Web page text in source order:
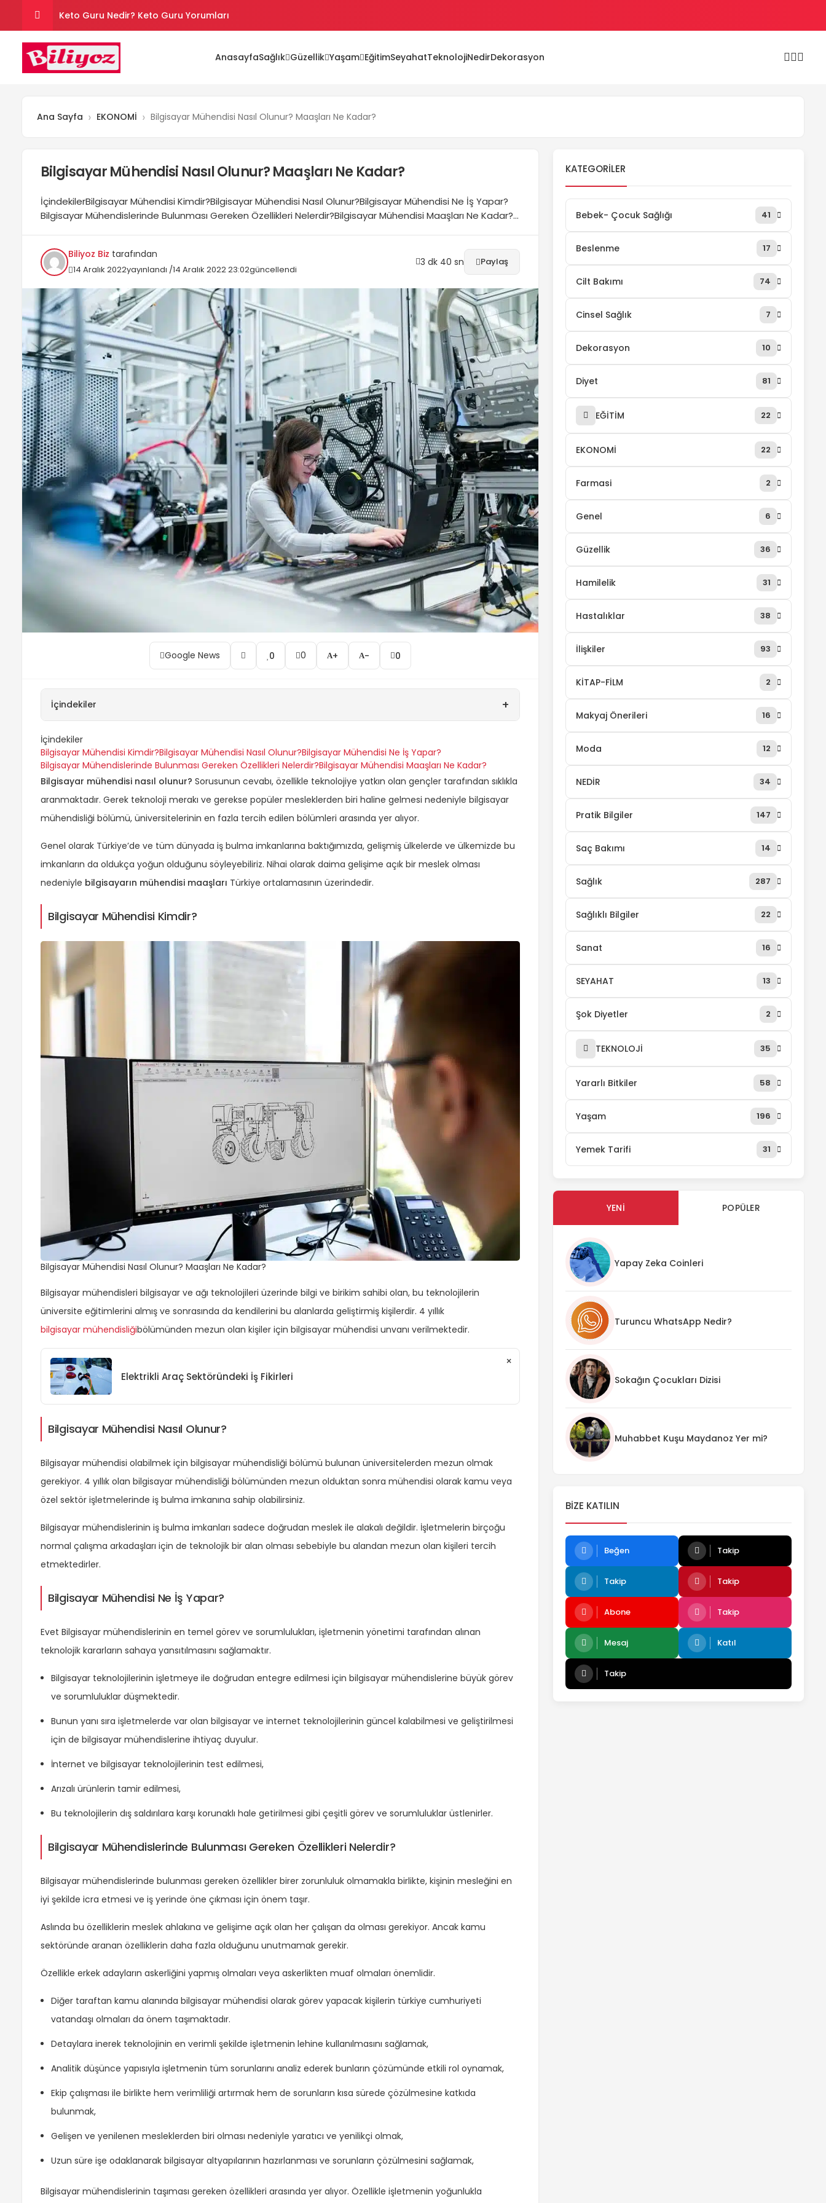
Keto Guru Nedir? Keto Guru Yorumları
Karındaki Selülitler Nasıl Gider? Göbek Selüliti
Loreal Paris Hydra Genius Kullanıcı Yorumları
AnasayfaSağlık Güzellik Yaşam EğitimSeyahatTeknolojiNedirDekorasyon
Ana Sayfa EKONOMİ Bilgisayar Mühendisi Nasıl Olunur? Maaşları Ne Kadar?
Bilgisayar Mühendisi Nasıl Olunur? Maaşları Ne Kadar?
İçindekilerBilgisayar Mühendisi Kimdir?Bilgisayar Mühendisi Nasıl Olunur?Bilgisayar Mühendisi Ne İş Yapar?
Bilgisayar Mühendislerinde Bulunması Gereken Özellikleri Nelerdir?Bilgisayar Mühendisi Maaşları Ne Kadar?
nedeniyle bilgisayar mühendisliği bölümü, üniversitelerinin en fazla tercih...
Biliyoz Biz tarafından
14 Aralık 2022yayınlandı /14 Aralık 2022 23:02güncellendi
3 dk 40 sn Paylaş
Google News 0 0 + - 0
İçindekiler +
İçindekiler
Bilgisayar Mühendisi Kimdir?Bilgisayar Mühendisi Nasıl Olunur?Bilgisayar Mühendisi Ne İş Yapar?
Bilgisayar Mühendislerinde Bulunması Gereken Özellikleri Nelerdir?Bilgisayar Mühendisi Maaşları Ne Kadar?
Bilgisayar mühendisi nasıl olunur? Sorusunun cevabı, özellikle teknolojiye yatkın olan gençler tarafından sıklıkla
aranmaktadır. Gerek teknoloji merakı ve gerekse popüler mesleklerden biri haline gelmesi nedeniyle bilgisayar
mühendisliği bölümü, üniversitelerinin en fazla tercih edilen bölümleri arasında yer alıyor.
Genel olarak Türkiye’de ve tüm dünyada iş bulma imkanlarına baktığımızda, gelişmiş ülkelerde ve ülkemizde bu
imkanların da oldukça yoğun olduğunu söyleyebiliriz. Nihai olarak daima gelişime açık bir meslek olması
nedeniyle bilgisayarın mühendisi maaşları Türkiye ortalamasının üzerindedir.
Bilgisayar Mühendisi Kimdir?
Bilgisayar Mühendisi Nasıl Olunur? Maaşları Ne Kadar?
Bilgisayar mühendisleri bilgisayar ve ağı teknolojileri üzerinde bilgi ve birikim sahibi olan, bu teknolojilerin
üniversite eğitimlerini almış ve sonrasında da kendilerini bu alanlarda geliştirmiş kişilerdir. 4 yıllık
bilgisayar mühendisliğibölümünden mezun olan kişiler için bilgisayar mühendisi unvanı verilmektedir.
Elektrikli Araç Sektöründeki İş Fikirleri
×
Bilgisayar Mühendisi Nasıl Olunur?
Bilgisayar mühendisi olabilmek için bilgisayar mühendisliği bölümü bulunan üniversitelerden mezun olmak
gerekiyor. 4 yıllık olan bilgisayar mühendisliği bölümünden mezun olduktan sonra mühendisi olarak kamu veya
özel sektör işletmelerinde iş bulma imkanına sahip olabilirsiniz.
Bilgisayar mühendislerinin iş bulma imkanları sadece doğrudan meslek ile alakalı değildir. İşletmelerin birçoğu
normal çalışma arkadaşları için de teknolojik bir alan olması sebebiyle bu alandan mezun olan kişileri tercih
etmektedirler.
Bilgisayar Mühendisi Ne İş Yapar?
Evet Bilgisayar mühendislerinin en temel görev ve sorumlulukları, işletmenin yönetimi tarafından alınan
teknolojik kararların sahaya yansıtılmasını sağlamaktır.
Bilgisayar teknolojilerinin işletmeye ile doğrudan entegre edilmesi için bilgisayar mühendislerine büyük görev
ve sorumluluklar düşmektedir.
Bunun yanı sıra işletmelerde var olan bilgisayar ve internet teknolojilerinin güncel kalabilmesi ve geliştirilmesi
için de bilgisayar mühendislerine ihtiyaç duyulur.
İnternet ve bilgisayar teknolojilerinin test edilmesi,
Arızalı ürünlerin tamir edilmesi,
Bu teknolojilerin dış saldırılara karşı korunaklı hale getirilmesi gibi çeşitli görev ve sorumluluklar üstlenirler.
Bilgisayar Mühendislerinde Bulunması Gereken Özellikleri Nelerdir?
Bilgisayar mühendislerinde bulunması gereken özellikler birer zorunluluk olmamakla birlikte, kişinin mesleğini en
iyi şekilde icra etmesi ve iş yerinde öne çıkması için önem taşır.
Aslında bu özelliklerin meslek ahlakına ve gelişime açık olan her çalışan da olması gerekiyor. Ancak kamu
sektöründe aranan özelliklerin daha fazla olduğunu unutmamak gerekir.
Özellikle erkek adayların askerliğini yapmış olmaları veya askerlikten muaf olmaları önemlidir.
Diğer taraftan kamu alanında bilgisayar mühendisi olarak görev yapacak kişilerin türkiye cumhuriyeti
vatandaşı olmaları da önem taşımaktadır.
Detaylara inerek teknolojinin en verimli şekilde işletmenin lehine kullanılmasını sağlamak,
Analitik düşünce yapısıyla işletmenin tüm sorunlarını analiz ederek bunların çözümünde etkili rol oynamak,
Ekip çalışması ile birlikte hem verimliliği artırmak hem de sorunların kısa sürede çözülmesine katkıda
bulunmak,
Gelişen ve yenilenen mesleklerden biri olması nedeniyle yaratıcı ve yenilikçi olmak,
Uzun süre işe odaklanarak bilgisayar altyapılarının hazırlanması ve sorunların çözülmesini sağlamak,
Bilgisayar mühendislerinin taşıması gereken özellikleri arasında yer alıyor. Özellikle işletmenin yoğunlukla
KATEGORILER
Bebek- Çocuk Sağlığı 41
Beslenme 17
Cilt Bakımı 74
Cinsel Sağlık 7
Dekorasyon 10
Diyet 81
EĞİTİM 22
EKONOMİ 22
Farmasi 2
Genel 6
Güzellik 36
Hamilelik 31
Hastalıklar 38
İlişkiler 93
KİTAP-FİLM 2
Makyaj Önerileri 16
Moda 12
NEDİR 34
Pratik Bilgiler 147
Saç Bakımı 14
Sağlık 287
Sağlıklı Bilgiler 22
Sanat 16
SEYAHAT 13
Şok Diyetler 2
TEKNOLOJİ 35
Yararlı Bitkiler 58
Yaşam 196
Yemek Tarifi 31
YENI POPÜLER
Yapay Zeka Coinleri
Turuncu WhatsApp Nedir?
Sokağın Çocukları Dizisi
Muhabbet Kuşu Maydanoz Yer mi?
BIZE KATILIN
Beğen Takip
Takip Takip
Abone Takip
Mesaj Katıl
Takip